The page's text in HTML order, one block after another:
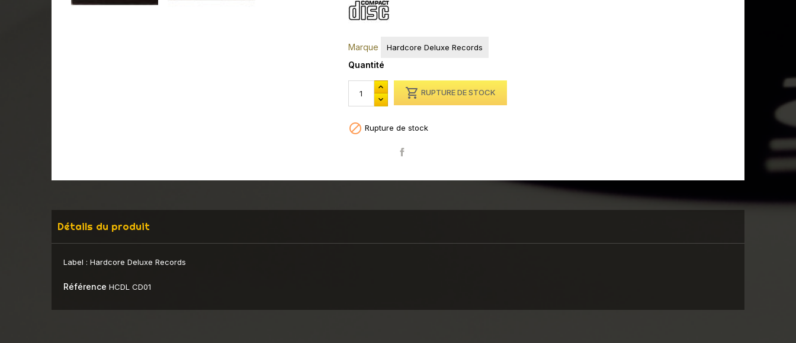
Marque Hardcore Deluxe Records
Quantité
 RUPTURE DE STOCK
 Rupture de stock
Détails du produit
Label : Hardcore Deluxe Records
Référence HCDL CD01